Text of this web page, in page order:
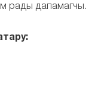
рады дапамагчы.